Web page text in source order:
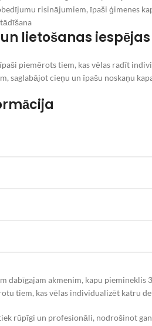
risinājumiem, īpaši ģimenes
lietošanas iespējas
piemērots tiem, kas vēlas radīt
saglabājot cieņu un īpašu noskaņu
dabīgajam akmenim, kapu piemineklis
tiem, kas vēlas individualizēt katru
rūpīgi un profesionāli, nodrošinot